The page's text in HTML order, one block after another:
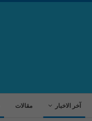
آخر الاخبار مقالات